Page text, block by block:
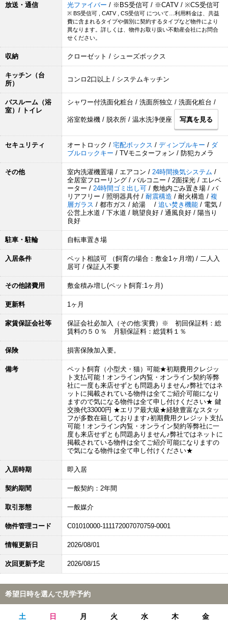
放送・通信 光ファイバー / ※BS受信可 / ※CATV / ※CS受信可
※ BS受信可 , CATV , CS受信可 について…利用料金は、共益
費に含まれるタイプや個別に契約するタイプなど物件により
異なります。詳しくは、物件お取り扱い不動産会社にお問合
せください。
収納 クローゼット / シューズボックス
キッチン（台
所）
コンロ2口以上 / システムキッチン
バスルーム（浴
室）/ トイレ
シャワー付洗面化粧台 / 洗面所独立 / 洗面化粧台 /
浴室乾燥機 / 脱衣所 / 温水洗浄便座 写真を見る
セキュリティ オートロック / 宅配ボックス / ディンプルキー / ダ
ブルロックキー / TVモニターフォン / 防犯カメラ
その他 室内洗濯機置場 / エアコン / 24時間換気システム /
全居室フローリング / バルコニー / 2面採光 / エレベ
ーター / 24時間ゴミ出し可 / 敷地内ごみ置き場 / バ
リアフリー / 照明器具付 / 耐震構造 / 耐火構造 / 複
層ガラス / 都市ガス / 給湯 / 追い焚き機能 / 電気 /
公営上水道 / 下水道 / 眺望良好 / 通風良好 / 陽当り
良好
駐車・駐輪 自転車置き場
入居条件
ペット相談可 （飼育の場合：敷金1ヶ月増) / 二人入
居可 / 保証人不要
その他諸費用 敷金積み増し(ペット飼育:1ヶ月)
更新料 1ヶ月
家賃保証会社等
保証会社必加入（その他:実費）※ 初回保証料：総
賃料の５０％ 月額保証料：総賃料１％
保険 損害保険加入要。
備考
ペット飼育（小型犬・猫）可能★初期費用クレジッ
ト支払可能！オンライン内覧・オンライン契約等弊
社に一度も来店せずとも問題ありません♪弊社ではネ
ットに掲載されている物件は全てご紹介可能になり
ますので気になる物件は全て申し付けください★ 鍵
交換代33000円 ★エリア最大級★経験豊富なスタッ
フが多数在籍しております♪初期費用クレジット支払
可能！オンライン内覧・オンライン契約等弊社に一
度も来店せずとも問題ありません♪弊社ではネットに
掲載されている物件は全てご紹介可能になりますの
で気になる物件は全て申し付けください★
入居時期 即入居
契約期間 一般契約：2年間
取引形態 一般媒介
物件管理コード C01010000-111172007070759-0001
情報更新日 2026/08/01
次回更新予定 2026/08/15
希望日時を選んで見学予約
土 日 月 火 水 木 金